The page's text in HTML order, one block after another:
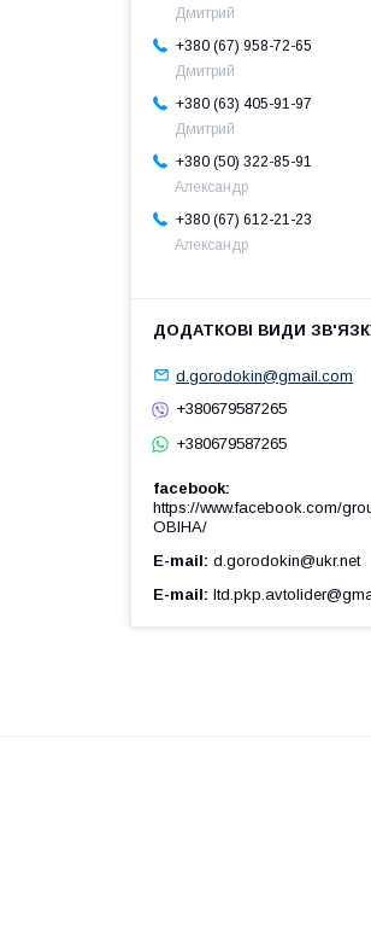
Дмитрий
+380 (67) 958-72-65
Дмитрий
+380 (63) 405-91-97
Дмитрий
+380 (50) 322-85-91
Александр
+380 (67) 612-21-23
Александр
d.gorodokin@gmail.com
+380679587265
+380679587265
facebook
https://www.facebook.com/
OBIHA/
E-mail d.gorodokin@ukr.net
E-mail